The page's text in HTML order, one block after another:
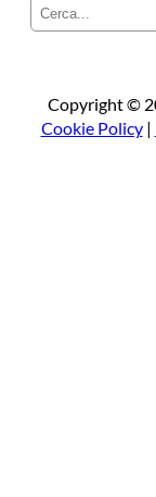
Copyright ©
Cookie Policy|